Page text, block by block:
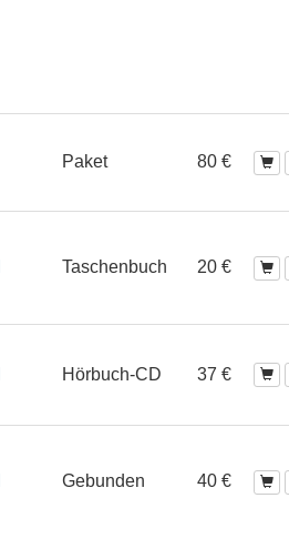
Paket 80 €
Taschenbuch 20 €
Hörbuch-CD 37 €
Gebunden 40 €